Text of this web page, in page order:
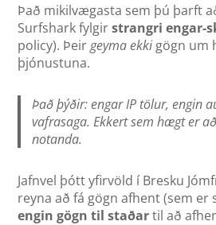
Það mikilvægasta sem þú þarft
Surfshark fylgirstrangri engar-
policy). Þeirgeyma ekki gögn um
þjónustuna.
Það þýðir: engar IP tölur, engin
vafrasaga. Ekkert sem hægt er
notanda.
Jafnvel þótt yfirvöld í Bresku
reyna að fá gögn afhent (sem
engin gögn til staðartil að